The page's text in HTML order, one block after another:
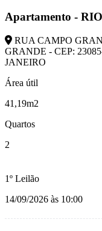
Apartamento -
RUA CAMPO
GRANDE - CEP:
JANEIRO
Área útil
41,19m2
Quartos
2
1º Leilão
14/09/2026 às 10:00